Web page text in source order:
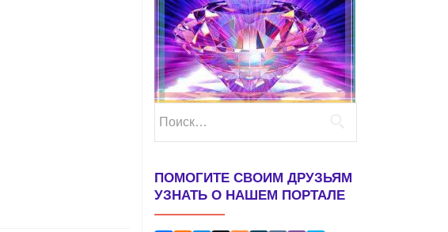
ПОМОГИТЕ СВОИМ ДРУЗЬЯМ
УЗНАТЬ О НАШЕМ ПОРТАЛЕ